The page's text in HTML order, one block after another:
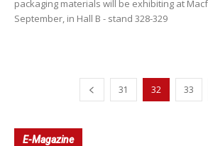
packaging materials will be exhibiting at
September, in Hall B - stand 328-329
31 32 33
E-Magazine